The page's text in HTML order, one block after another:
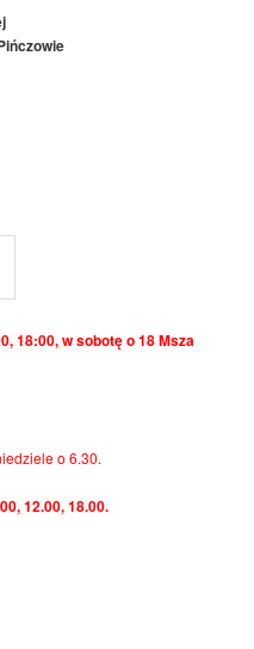
18:00, w sobotę o 18 Msza
o 6.30.
12.00, 18.00.